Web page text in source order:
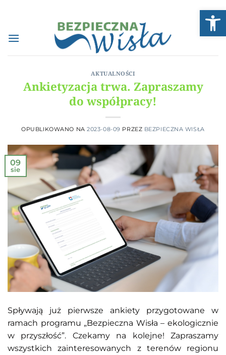
AKTUALNOŚCI
Ankietyzacja trwa. Zapraszamy
do współpracy!
OPUBLIKOWANO NA2023-08-09 PRZEZ BEZPIECZNA WISŁA
09
sie
Spływają już pierwsze ankiety przygotowane w
ramach programu „Bezpieczna Wisła – ekologicznie
w przyszłość”. Czekamy na kolejne! Zapraszamy
wszystkich zainteresowanych z terenów regionu